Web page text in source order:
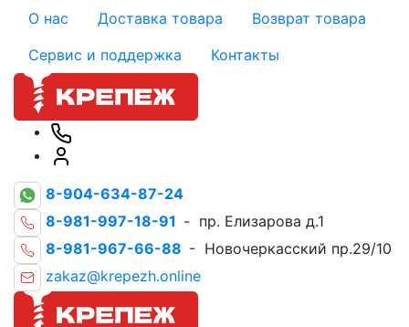
О нас Доставка товара
Возврат товара
Сервис и поддержка
Контакты
8-904-634-87-24
8-981-997-18-91 - пр. Елизарова д.1
8-981-967-66-88 - Новочеркасский пр.29/10
zakaz@krepezh.online